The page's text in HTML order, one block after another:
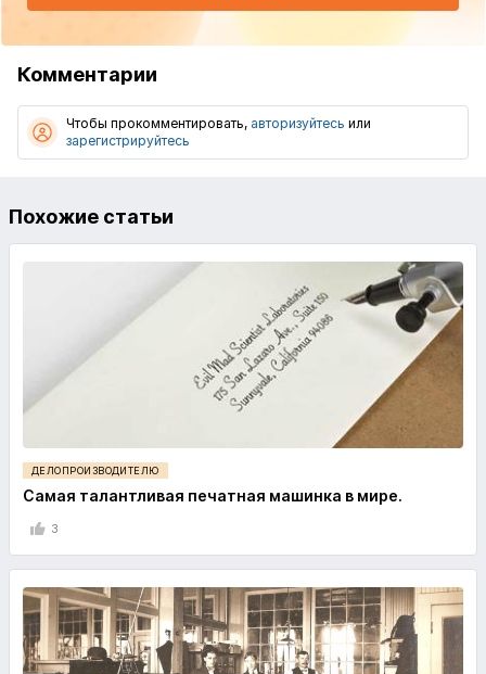
Комментарии
Чтобы прокомментировать, авторизуйтесь или
зарегистрируйтесь
Похожие статьи
ДЕЛОПРОИЗВОДИТЕЛЮ
Самая талантливая печатная машинка в мире.
3